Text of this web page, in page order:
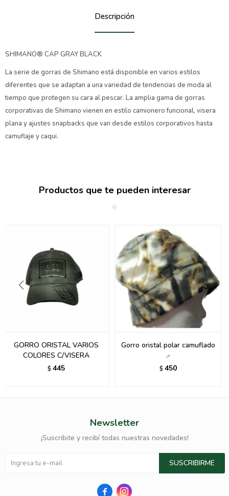
Descripción
SHIMANO® CAP GRAY BLACK
La serie de gorras de Shimano está disponible en varios estilos
diferentes que se adaptan a una variedad de tendencias de moda al
tiempo que protegen su cara al pescar. La amplia gama de gorras
corporativas de Shimano vienen en estilo camionero funcional, visera
plana y ajustes snapbacks que van desde estilos corporativos hasta
camuflaje y caqui.
Productos que te pueden interesar
GORRO ORISTAL VARIOS
COLORES C/VISERA
$ 445
Gorro oristal polar camuflado
.-
$ 450
Newsletter
¡Suscribite y recibí todas nuestras novedades!
SUSCRIBIRME
 